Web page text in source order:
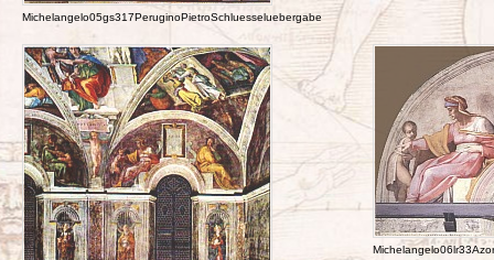
Michelangelo05gs317PeruginoPietroSchluesseluebergabe